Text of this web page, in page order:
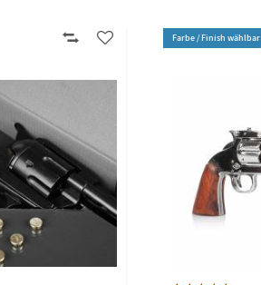
Farbe / Finish wählbar